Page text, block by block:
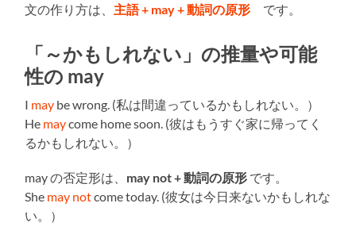
文の作り方は、 主語 + may + 動詞の原形 です。
「～かもしれない」の推量や可能
性の may
I may be wrong. (私は間違っているかもしれない。）
He maycome home soon. (彼はもうすぐ家に帰ってく
るかもしれない。）
may の否定形は、 may not + 動詞の原形 です。
She may notcome today. (彼女は今日来ないかもしれな
い。）